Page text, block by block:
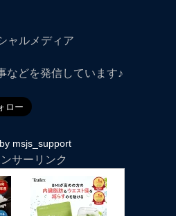
ャルメディア
などを発信しています♪
msjs_support
サーリンク